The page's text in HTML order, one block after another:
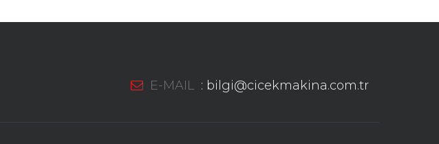
E-MAIL : bilgi@cicekmakina.com.tr